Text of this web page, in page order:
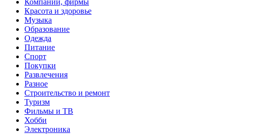
Компании, фирмы
Красота и здоровье
Музыка
Образование
Одежда
Питание
Спорт
Покупки
Развлечения
Разное
Строительство и ремонт
Туризм
Фильмы и ТВ
Хобби
Электроника